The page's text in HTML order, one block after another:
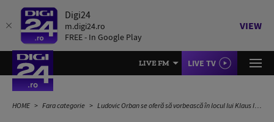
Digi24
m.digi24.ro
FREE - In Google Play
VIEW
LIVE FM LIVE TV
HOME Fara categorie Ludovic Orban se oferă să vorbească în locul lui Klaus Iohannis: Dacă vrea Dăncilă dezbateri să facă cu mine despre dezastrul lăsat